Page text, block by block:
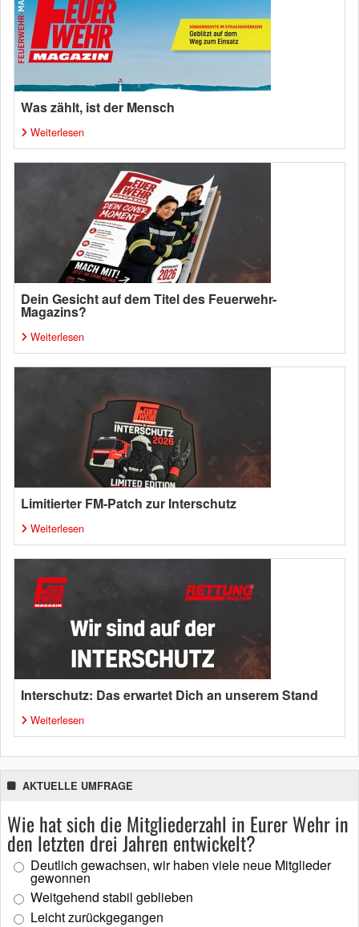
Was zählt, ist der Mensch
Weiterlesen
Dein Gesicht auf dem Titel des Feuerwehr-
Magazins?
Weiterlesen
Limitierter FM-Patch zur Interschutz
Weiterlesen
Interschutz: Das erwartet Dich an unserem Stand
Weiterlesen
AKTUELLE UMFRAGE
Wie hat sich die Mitgliederzahl in Eurer Wehr in
den letzten drei Jahren entwickelt?
Deutlich gewachsen, wir haben viele neue Mitglieder
gewonnen
Weitgehend stabil geblieben
Leicht zurückgegangen